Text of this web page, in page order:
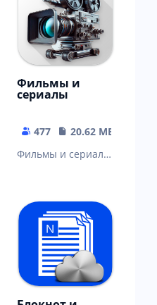
Фильмы и
сериалы
477
20.62 MB
Фильмы и сериалы